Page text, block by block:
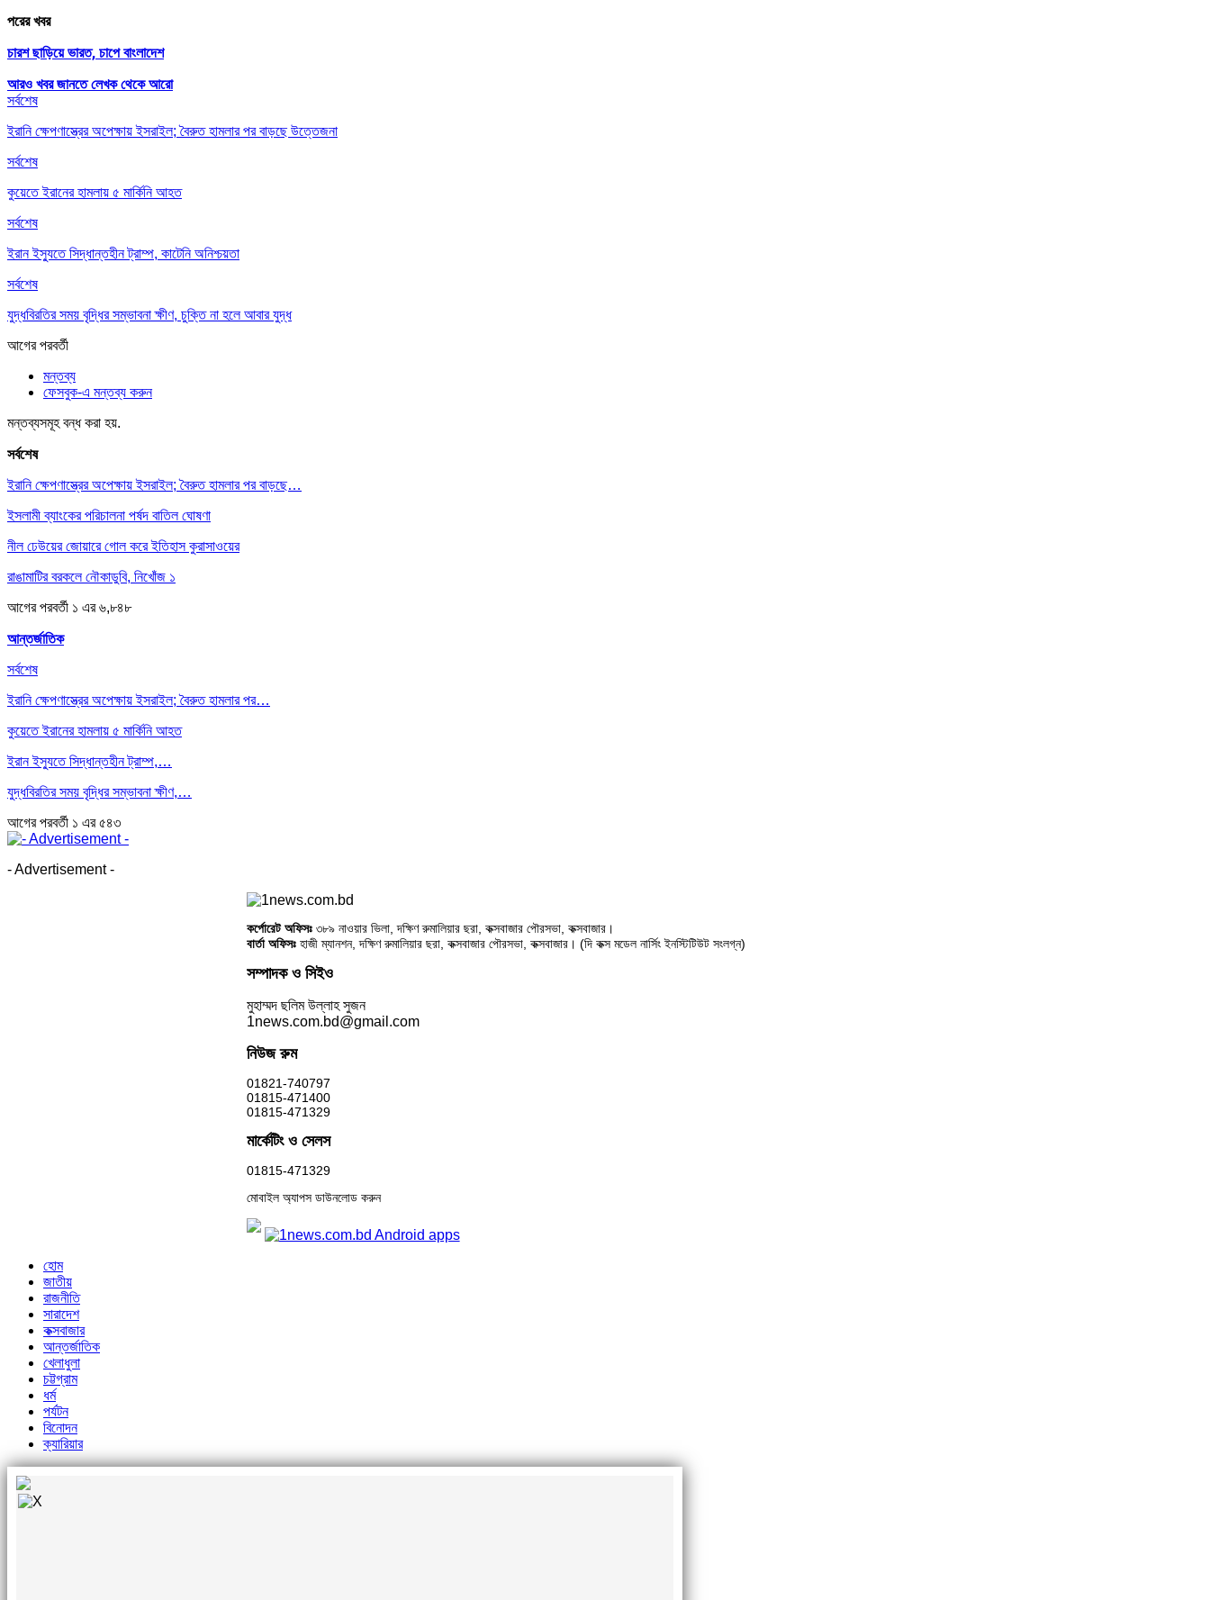
পরের খবর
চারশ ছাড়িয়ে ভারত, চাপে বাংলাদেশ
আরও খবর জানতে লেখক থেকে আরো
সর্বশেষ
ইরানি ক্ষেপণাস্ত্রের অপেক্ষায় ইসরাইল; বৈরুত হামলার পর বাড়ছে উত্তেজনা
সর্বশেষ
কুয়েতে ইরানের হামলায় ৫ মার্কিনি আহত
সর্বশেষ
ইরান ইস্যুতে সিদ্ধান্তহীন ট্রাম্প, কাটেনি অনিশ্চয়তা
সর্বশেষ
যুদ্ধবিরতির সময় বৃদ্ধির সম্ভাবনা ক্ষীণ, চুক্তি না হলে আবার যুদ্ধ
আগেরপরবর্তী
মন্তব্য
ফেসবুক-এ মন্তব্য করুন
মন্তব্যসমূহ বন্ধ করা হয়.
সর্বশেষ
ইরানি ক্ষেপণাস্ত্রের অপেক্ষায় ইসরাইল; বৈরুত হামলার পর বাড়ছে…
ইসলামী ব্যাংকের পরিচালনা পর্ষদ বাতিল ঘোষণা
নীল ঢেউয়ের জোয়ারে গোল করে ইতিহাস কুরাসাওয়ের
রাঙামাটির বরকলে নৌকাডুবি, নিখোঁজ ১
আগেরপরবর্তী ১ এর ৬,৮৪৮
আন্তর্জাতিক
সর্বশেষ
ইরানি ক্ষেপণাস্ত্রের অপেক্ষায় ইসরাইল; বৈরুত হামলার পর…
কুয়েতে ইরানের হামলায় ৫ মার্কিনি আহত
ইরান ইস্যুতে সিদ্ধান্তহীন ট্রাম্প,…
যুদ্ধবিরতির সময় বৃদ্ধির সম্ভাবনা ক্ষীণ,…
আগেরপরবর্তী ১ এর ৫৪৩
- Advertisement -
কর্পোরেট অফিসঃ৩৮৯ নাওয়ার ভিলা, দক্ষিণ রুমালিয়ার ছরা, কক্সবাজার পৌরসভা, কক্সবাজার।
বার্তা অফিসঃ হাজী ম্যানশন, দক্ষিণ রুমালিয়ার ছরা, কক্সবাজার পৌরসভা, কক্সবাজার। (দি কক্স মডেল নার্সিং ইনস্টিটিউট সংলগ্ন)
সম্পাদক ও সিইও
মুহাম্মদ ছলিম উল্লাহ সুজন
1news.com.bd@gmail.com
নিউজ রুম
01821-740797
01815-471400
01815-471329
মার্কেটিং ও সেলস
01815-471329
মোবাইল অ্যাপস ডাউনলোড করুন
হোম
জাতীয়
রাজনীতি
সারাদেশ
কক্সবাজার
আন্তর্জাতিক
খেলাধুলা
চট্টগ্রাম
ধর্ম
পর্যটন
বিনোদন
ক্যারিয়ার